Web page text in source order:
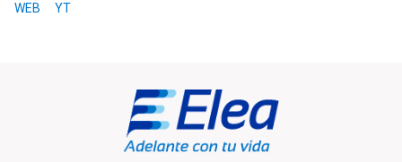
WEB YT